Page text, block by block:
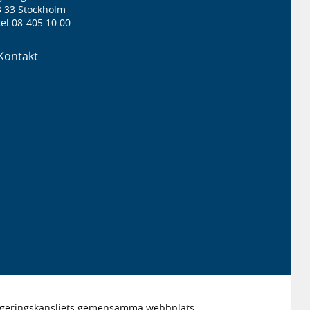
33 Stockholm
08-405 10 00